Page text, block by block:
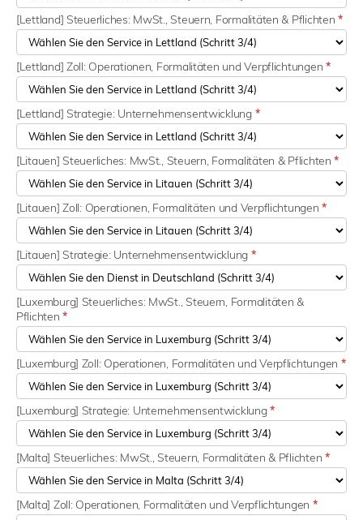
[Lettland] Steuerliches: MwSt., Steuern, Formalitäten & Pflichten*
[Lettland] Zoll: Operationen, Formalitäten und Verpflichtungen *
[Lettland] Strategie: Unternehmensentwicklung *
[Litauen] Steuerliches: MwSt., Steuern, Formalitäten & Pflichten*
[Litauen] Zoll: Operationen, Formalitäten und Verpflichtungen*
[Litauen] Strategie: Unternehmensentwicklung *
[Luxemburg] Steuerliches: MwSt., Steuern, Formalitäten &
Pflichten*
[Luxemburg] Zoll: Operationen, Formalitäten und Verpflichtungen *
[Luxemburg] Strategie: Unternehmensentwicklung*
[Malta] Steuerliches: MwSt., Steuern, Formalitäten & Pflichten *
[Malta] Zoll: Operationen, Formalitäten und Verpflichtungen *